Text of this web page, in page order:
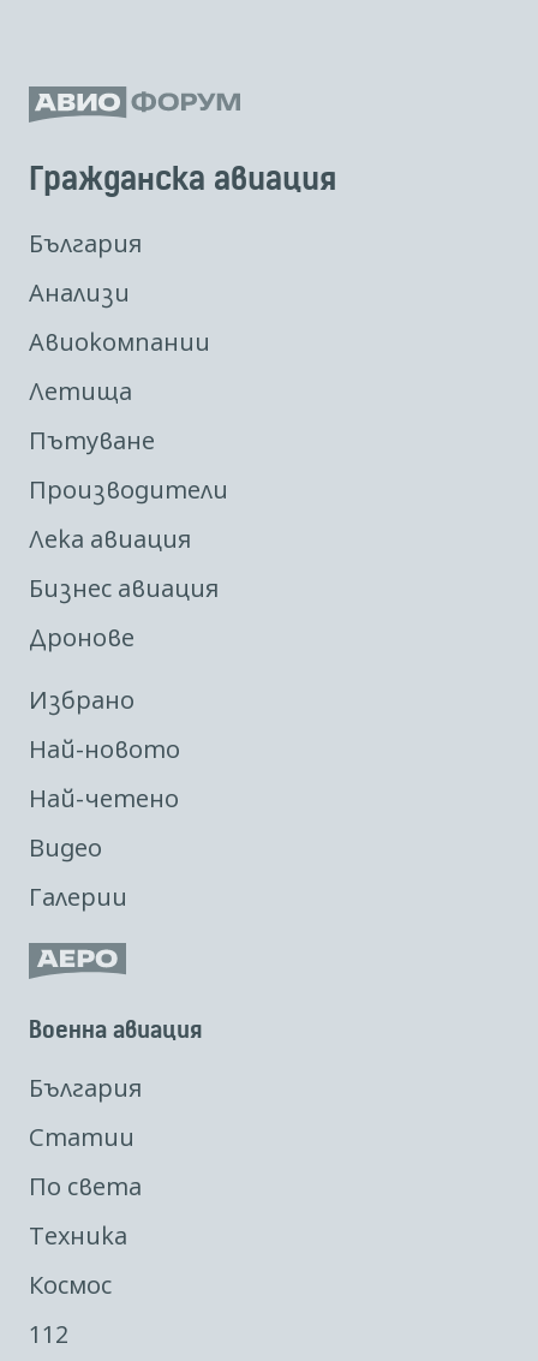
Гражданска авиация
България
Анализи
Авиокомпании
Летища
Пътуване
Производители
Лека авиация
Бизнес авиация
Дронове
Избрано
Най-новото
Най-четено
Видео
Галерии
Военна авиация
България
Статии
По света
Техника
Космос
112